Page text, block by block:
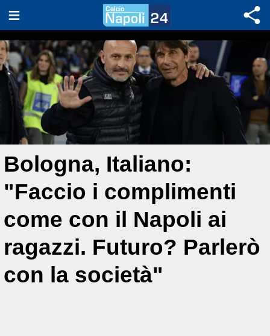
Bologna, Italiano:
"Faccio i complimenti
come con il Napoli ai
ragazzi. Futuro? Parlerò
con la società"